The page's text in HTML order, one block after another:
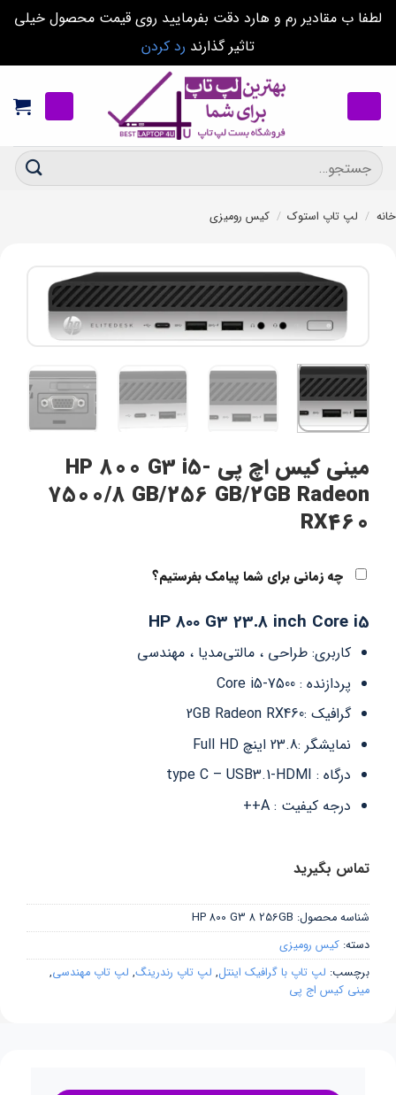
لطفا ب مقادیر رم و هارد دقت بفرمایید روی قیمت محصول خیلی
تاثیر گذارند رد کردن
content
جستجو
برای:
خانه / لپ تاپ استوک / کیس رومیزی
مینی کیس اچ پی HP 800 G3 i5-
7500/8 GB/256 GB/2GB Radeon
RX460
چه زمانی برای شما پیامک بفرستیم؟
HP 800 G3 23.8 inch Core i5
کاربری: طراحی ، مالتی‌مدیا ، مهندسی
پردازنده : Core i5-7500
گرافیک :2GB Radeon RX460
نمایشگر :23.8 اینچ Full HD
درگاه : type C – USB3.1-HDMI
درجه کیفیت : A++
تماس بگیرید
شناسه محصول: HP 800 G3 8 256GB
دسته: کیس رومیزی
برچسب: لپ تاپ با گرافیک اینتل, لپ تاپ رندرینگ, لپ تاپ مهندسی,
مینی کیس اج پی